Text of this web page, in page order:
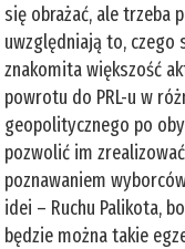
się obrażać, ale trzeba
uwzględniają to, czego
znakomita większość
powrotu do PRL-u w
geopolitycznego po
pozwolić im
poznawaniem
idei – Ruchu Palikota,
będzie można takie